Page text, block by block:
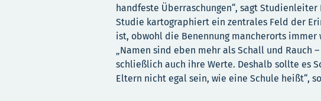
handfeste Überraschungen“, sagt Studienleiter
Studie kartographiert ein zentrales Feld der
ist, obwohl die Benennung mancherorts
„Namen sind eben mehr als Schall und
schließlich auch ihre Werte. Deshalb sollte es
Eltern nicht egal sein, wie eine Schule heißt“,